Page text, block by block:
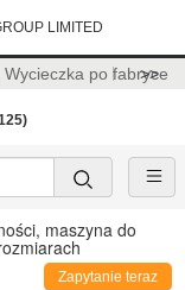
LIMITED
Wycieczka po fabryce
>>
maszyna do
Zapytanie teraz